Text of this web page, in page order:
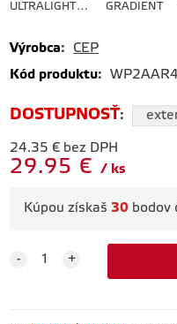
ULTRALIGHT
GRADIENT
5.0 neon/coral
5.0 grey
Výrobca: CEP
Kód produktu:
DOSTUPNOSŤ:
24.35 € bez DPH
29.95 € ks
Kúpou získaš30 bodov